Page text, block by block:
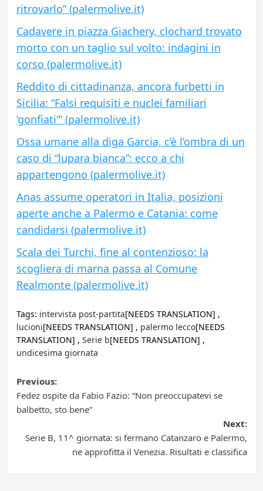
ritrovarlo” (palermolive.it)
Cadavere in piazza Giachery, clochard trovato
morto con un taglio sul volto: indagini in
corso (palermolive.it)
Reddito di cittadinanza, ancora furbetti in
Sicilia: “Falsi requisiti e nuclei familiari
‘gonfiati'” (palermolive.it)
Ossa umane alla diga Garcia, c’è l’ombra di un
caso di “lupara bianca”: ecco a chi
appartengono (palermolive.it)
Anas assume operatori in Italia, posizioni
aperte anche a Palermo e Catania: come
candidarsi (palermolive.it)
Scala dei Turchi, fine al contenzioso: la
scogliera di marna passa al Comune
Realmonte (palermolive.it)
Tags: intervista post-partita[NEEDS TRANSLATION] ,
lucioni[NEEDS TRANSLATION] , palermo lecco[NEEDS
TRANSLATION] , Serie b[NEEDS TRANSLATION] ,
undicesima giornata
Post
navigation
Previous:
Fedez ospite da Fabio Fazio: “Non preoccupatevi se
balbetto, sto bene”
Next:
Serie B, 11^ giornata: si fermano Catanzaro e Palermo,
ne approfitta il Venezia. Risultati e classifica